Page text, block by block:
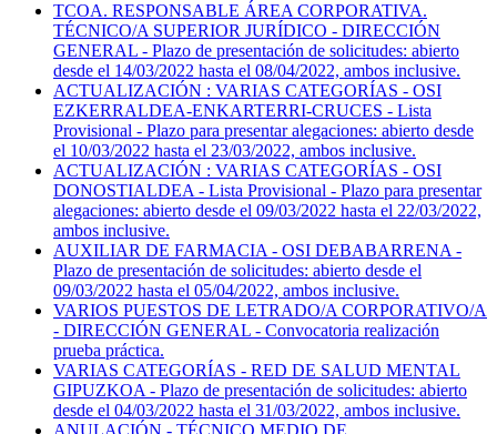
TCOA. RESPONSABLE ÁREA CORPORATIVA.
TÉCNICO/A SUPERIOR JURÍDICO - DIRECCIÓN
GENERAL - Plazo de presentación de solicitudes: abierto
desde el 14/03/2022 hasta el 08/04/2022, ambos inclusive.
ACTUALIZACIÓN : VARIAS CATEGORÍAS - OSI
EZKERRALDEA-ENKARTERRI-CRUCES - Lista
Provisional - Plazo para presentar alegaciones: abierto desde
el 10/03/2022 hasta el 23/03/2022, ambos inclusive.
ACTUALIZACIÓN : VARIAS CATEGORÍAS - OSI
DONOSTIALDEA - Lista Provisional - Plazo para presentar
alegaciones: abierto desde el 09/03/2022 hasta el 22/03/2022,
ambos inclusive.
AUXILIAR DE FARMACIA - OSI DEBABARRENA -
Plazo de presentación de solicitudes: abierto desde el
09/03/2022 hasta el 05/04/2022, ambos inclusive.
VARIOS PUESTOS DE LETRADO/A CORPORATIVO/A
- DIRECCIÓN GENERAL - Convocatoria realización
prueba práctica.
VARIAS CATEGORÍAS - RED DE SALUD MENTAL
GIPUZKOA - Plazo de presentación de solicitudes: abierto
desde el 04/03/2022 hasta el 31/03/2022, ambos inclusive.
ANULACIÓN - TÉCNICO MEDIO DE